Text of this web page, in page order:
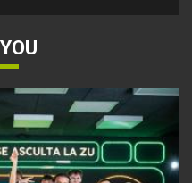
Monstru Al
Faydee